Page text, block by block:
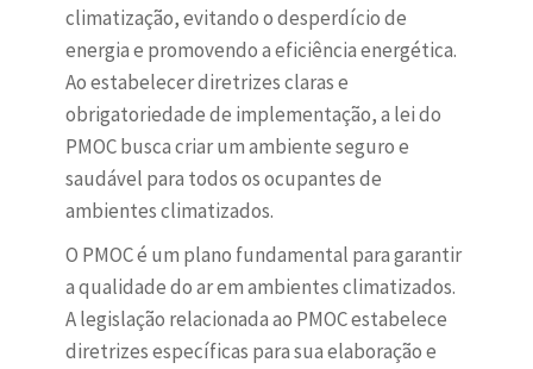
climatização, evitando o desperdício de
energia e promovendo a eficiência energética.
Ao estabelecer diretrizes claras e
obrigatoriedade de implementação, a lei do
PMOC busca criar um ambiente seguro e
saudável para todos os ocupantes de
ambientes climatizados.
O PMOC é um plano fundamental para garantir
a qualidade do ar em ambientes climatizados.
A legislação relacionada ao PMOC estabelece
diretrizes específicas para sua elaboração e